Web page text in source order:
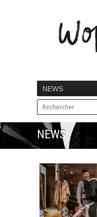
NEWS
NEWS